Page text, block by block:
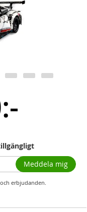
erbjudanden.
Meddela mig